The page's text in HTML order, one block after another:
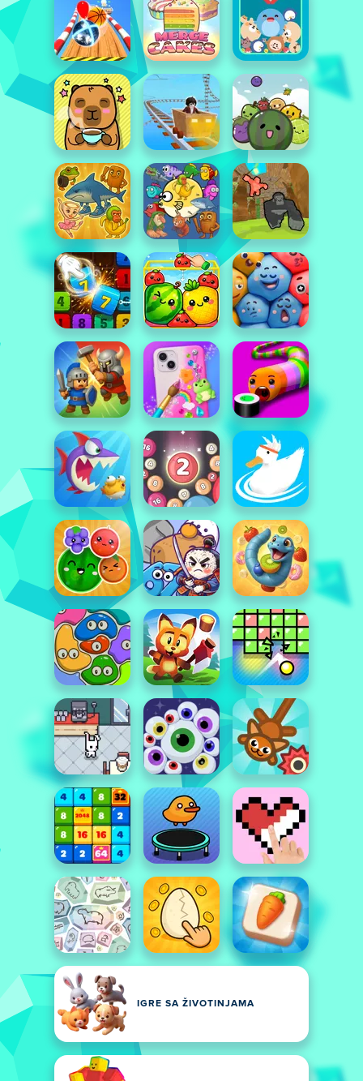
IGRE SA ŽIVOTINJAMA